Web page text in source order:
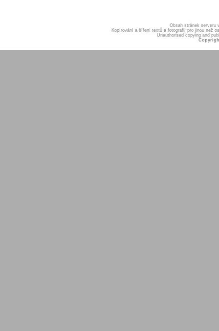
Obsah stránek serveru
Kopírování a šíření textů a fotografií pro jinou než
Unauthorised copying and